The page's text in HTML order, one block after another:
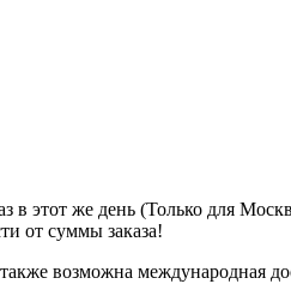
в этот же день (Только для
от суммы заказа!
возможна международная